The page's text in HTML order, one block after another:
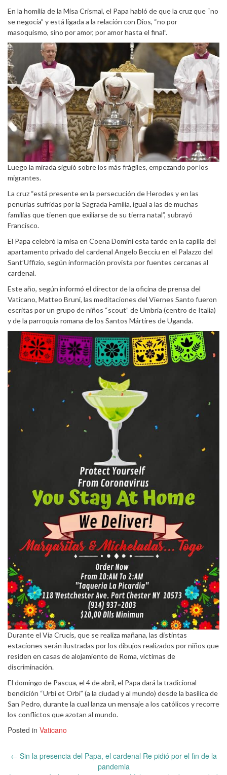
En la homilía de la Misa Crismal, el Papa habló de que la cruz que “no
se negocia” y está ligada a la relación con Dios, “no por
masoquismo, sino por amor, por amor hasta el final”.
Luego la mirada siguió sobre los más frágiles, empezando por los
migrantes.
La cruz “está presente en la persecución de Herodes y en las
penurias sufridas por la Sagrada Familia, igual a las de muchas
familias que tienen que exiliarse de su tierra natal”, subrayó
Francisco.
El Papa celebró la misa en Coena Domini esta tarde en la capilla del
apartamento privado del cardenal Angelo Becciu en el Palazzo del
Sant’Uffizio, según información provista por fuentes cercanas al
cardenal.
Este año, según informó el director de la oficina de prensa del
Vaticano, Matteo Bruni, las meditaciones del Viernes Santo fueron
escritas por un grupo de niños “scout” de Umbria (centro de Italia)
y de la parroquia romana de los Santos Mártires de Uganda.
Durante el Vía Crucis, que se realiza mañana, las distintas
estaciones serán ilustradas por los dibujos realizados por niños que
residen en casas de alojamiento de Roma, víctimas de
discriminación.
El domingo de Pascua, el 4 de abril, el Papa dará la tradicional
bendición “Urbi et Orbi” (a la ciudad y al mundo) desde la basílica de
San Pedro, durante la cual lanza un mensaje a los católicos y recorre
los conflictos que azotan al mundo.
Posted in Vaticano
Post
← Sin la presencia del Papa, el cardenal Re pidió por el fin de la
pandemia